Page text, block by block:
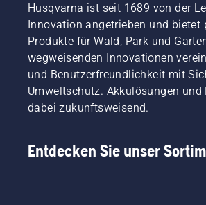
Husqvarna ist seit 1689 von der
Innovation angetrieben und bietet
Produkte für Wald, Park und
wegweisenden Innovationen
und Benutzerfreundlichkeit mit
Umweltschutz. Akkulösungen und
dabei zukunftsweisend.
Entdecken Sie unser